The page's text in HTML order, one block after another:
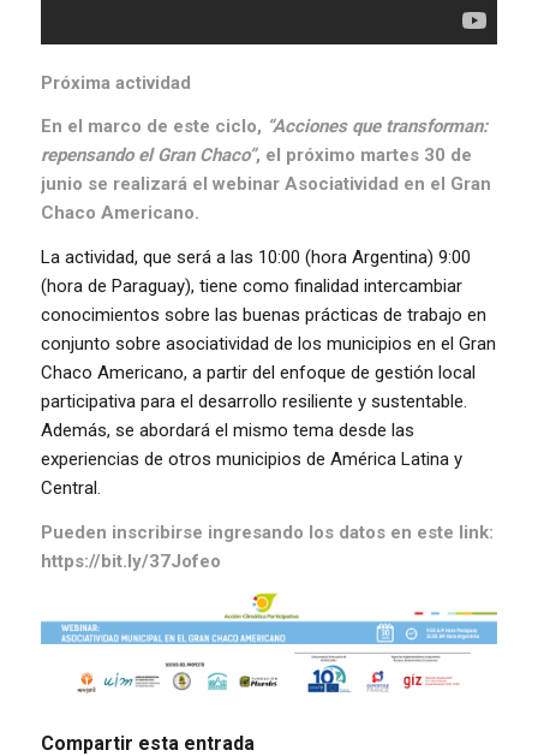
Próxima actividad
En el marco de este ciclo, “Acciones que transforman:
repensando el Gran Chaco”, el próximo martes 30 de
junio se realizará el webinar Asociatividad en el Gran
Chaco Americano.
La actividad, que será a las 10:00 (hora Argentina) 9:00
(hora de Paraguay), tiene como finalidad intercambiar
conocimientos sobre las buenas prácticas de trabajo en
conjunto sobre asociatividad de los municipios en el Gran
Chaco Americano, a partir del enfoque de gestión local
participativa para el desarrollo resiliente y sustentable.
Además, se abordará el mismo tema desde las
experiencias de otros municipios de América Latina y
Central.
Pueden inscribirse ingresando los datos en este link:
https://bit.ly/37Jofeo
Compartir esta entrada